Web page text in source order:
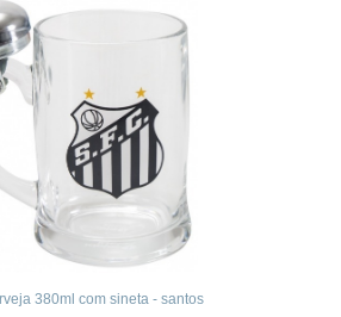
380ml com sineta - santos